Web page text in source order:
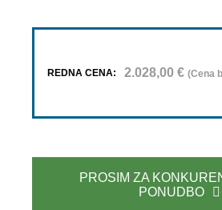
REDNA CENA: 2.028,00 € (Cena
PROSIM ZA
PONUDBO